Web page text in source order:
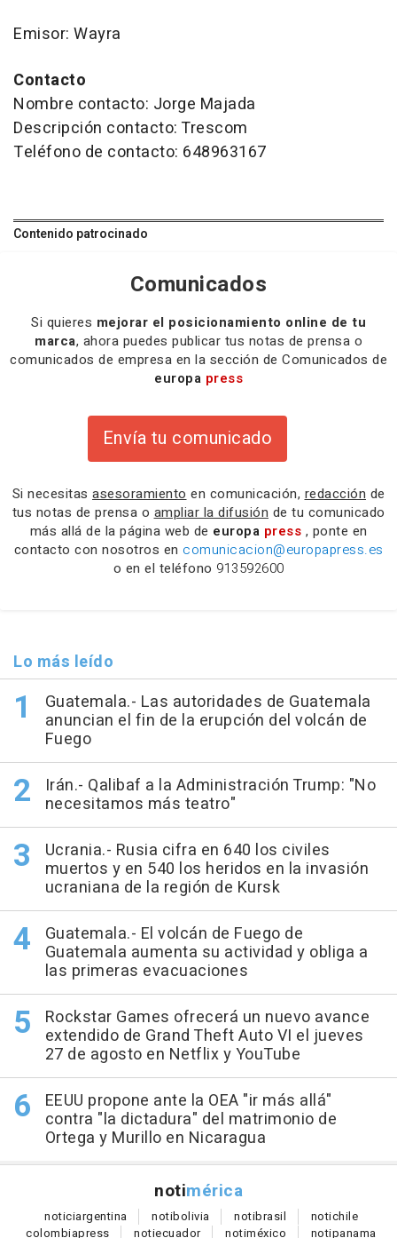
Emisor: Wayra
Contacto
Nombre contacto: Jorge Majada
Descripción contacto: Trescom
Teléfono de contacto: 648963167
Contenido patrocinado
Comunicados
Si quieres mejorar el posicionamiento online de tu
marca, ahora puedes publicar tus notas de prensa o
comunicados de empresa en la sección de Comunicados de
europa press
Envía tu comunicado
Si necesitas asesoramiento en comunicación, redacción de
tus notas de prensa o ampliar la difusión de tu comunicado
más allá de la página web de europa press , ponte en
contacto con nosotros en comunicacion@europapress.es
o en el teléfono 913592600
Lo más leído
Guatemala.- Las autoridades de Guatemala
anuncian el fin de la erupción del volcán de
Fuego
Irán.- Qalibaf a la Administración Trump: "No
necesitamos más teatro"
Ucrania.- Rusia cifra en 640 los civiles
muertos y en 540 los heridos en la invasión
ucraniana de la región de Kursk
Guatemala.- El volcán de Fuego de
Guatemala aumenta su actividad y obliga a
las primeras evacuaciones
Rockstar Games ofrecerá un nuevo avance
extendido de Grand Theft Auto VI el jueves
27 de agosto en Netflix y YouTube
EEUU propone ante la OEA "ir más allá"
contra "la dictadura" del matrimonio de
Ortega y Murillo en Nicaragua
notimérica
noticiargentina notibolivia notibrasil notichile
colombiapress notiecuador notiméxico notipanama